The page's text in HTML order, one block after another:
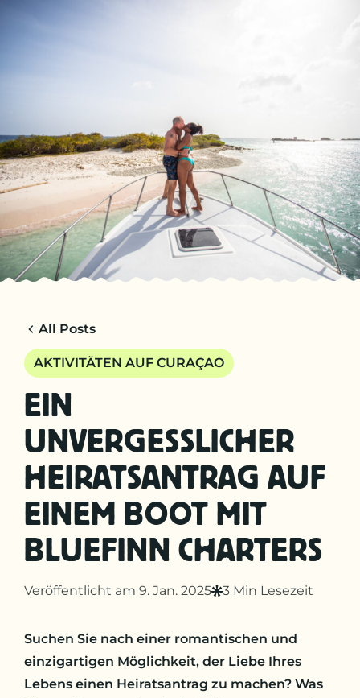
CHARTERS
ÜBER UNS
TIPPS
KONTAKT
All Posts
AKTIVITÄTEN AUF CURAÇAO
EIN
UNVERGESSLICHER
HEIRATSANTRAG AUF
EINEM BOOT MIT
BLUEFINN CHARTERS
Veröffentlicht am 9. Jan. 2025 3 Min Lesezeit
Suchen Sie nach einer romantischen und
einzigartigen Möglichkeit, der Liebe Ihres
Lebens einen Heiratsantrag zu machen? Was